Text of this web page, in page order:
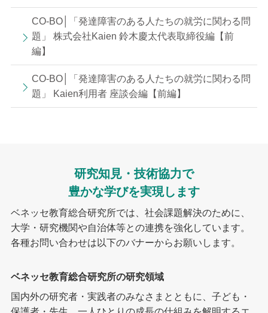
CO-BO│「発達障害のある人たちの就労に関わる問
題」 株式会社Kaien 鈴木慶太代表取締役編【前
編】
CO-BO│「発達障害のある人たちの就労に関わる問
題」 Kaien利用者 座談会編【前編】
研究知見・技術協力で
豊かな学びを実現します
ベネッセ教育総合研究所では、社会課題解決のために、
大学・研究機関や自治体等との連携を強化しています。
各種お問い合わせは以下のバナーからお願いします。
ベネッセ教育総合研究所の研究領域
国内外の研究者・実践者のみなさまとともに、子ども・